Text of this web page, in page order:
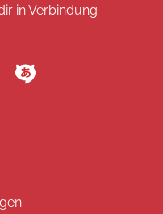
in Verbindung